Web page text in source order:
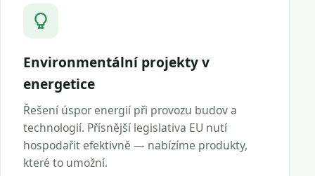
Environmentální projekty v
energetice
Řešení úspor energií při provozu budov a
technologií. Přísnější legislativa EU nutí
hospodařit efektivně — nabízíme produkty,
které to umožní.